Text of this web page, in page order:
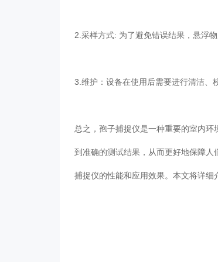
2.采样方式: 为了避免错误结果，悬浮物
3.维护：设备在使用后需要进行清洁、
总之，孢子捕捉仪是一种重要的室内
到准确的测试结果，从而更好地保障人
捕捉仪的性能和应用效果。本文将详细